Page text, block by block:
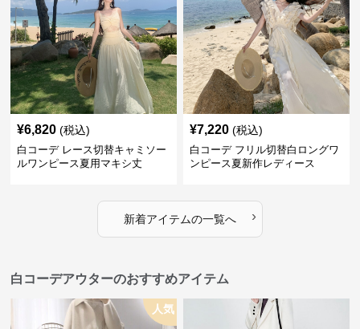
¥6,820 (税込)
白コーデ レース切替キャミソー
ルワンピース夏用マキシ丈
¥7,220 (税込)
白コーデ フリル切替白ロングワ
ンピース夏新作レディース
新着アイテムの一覧へ ›
白コーデアウターのおすすめアイテム
人気